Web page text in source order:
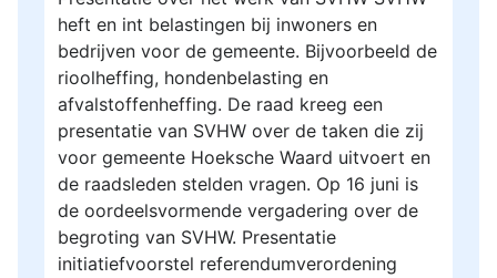
heft en int belastingen bij inwoners en
bedrijven voor de gemeente. Bijvoorbeeld de
rioolheffing, hondenbelasting en
afvalstoffenheffing. De raad kreeg een
presentatie van SVHW over de taken die zij
voor gemeente Hoeksche Waard uitvoert en
de raadsleden stelden vragen. Op 16 juni is
de oordeelsvormende vergadering over de
begroting van SVHW. Presentatie
initiatiefvoorstel referendumverordening